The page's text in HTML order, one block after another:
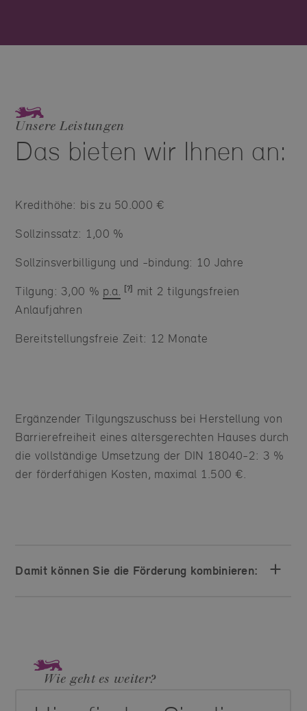
Unsere Leistungen
Das bieten wir Ihnen an:
Kredithöhe: bis zu 50.000 €
Sollzinssatz: 1,00 %
Sollzinsverbilligung und -bindung: 10 Jahre
Tilgung: 3,00 % p.a.
mit 2 tilgungsfreien
Anlaufjahren
Bereitstellungsfreie Zeit: 12 Monate
Ergänzender Tilgungszuschuss bei Herstellung von
Barrierefreiheit eines altersgerechten Hauses durch
die vollständige Umsetzung der DIN 18040-2: 3 %
der förderfähigen Kosten, maximal 1.500 €.
Damit können Sie die Förderung kombinieren:
Wie geht es weiter?